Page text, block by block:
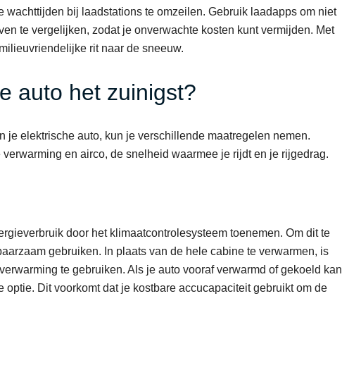
wachttijden bij laadstations te omzeilen. Gebruik laadapps om niet
te vergelijken, zodat je onverwachte kosten kunt vermijden. Met
rit naar de sneeuw.
auto het zuinigst?
je elektrische auto, kun je verschillende maatregelen nemen.
en airco, de snelheid waarmee je rijdt en je rijgedrag.
door het klimaatcontrolesysteem toenemen. Om dit te
gebruiken. In plaats van de hele cabine te verwarmen, is
te gebruiken. Als je auto vooraf verwarmd of gekoeld kan
Dit voorkomt dat je kostbare accucapaciteit gebruikt om de